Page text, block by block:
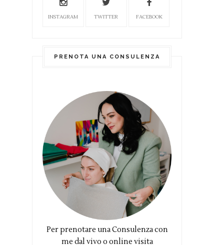
INSTAGRAM TWITTER FACEBOOK
PRENOTA UNA CONSULENZA
Per prenotare una Consulenza con
me dal vivo o online visita